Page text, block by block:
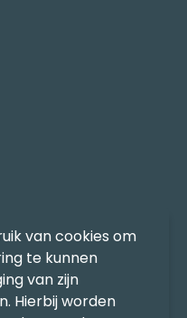
van cookies om
te kunnen
van zijn
Hierbij worden